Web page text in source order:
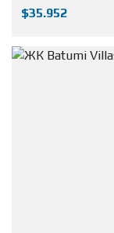
$35.952